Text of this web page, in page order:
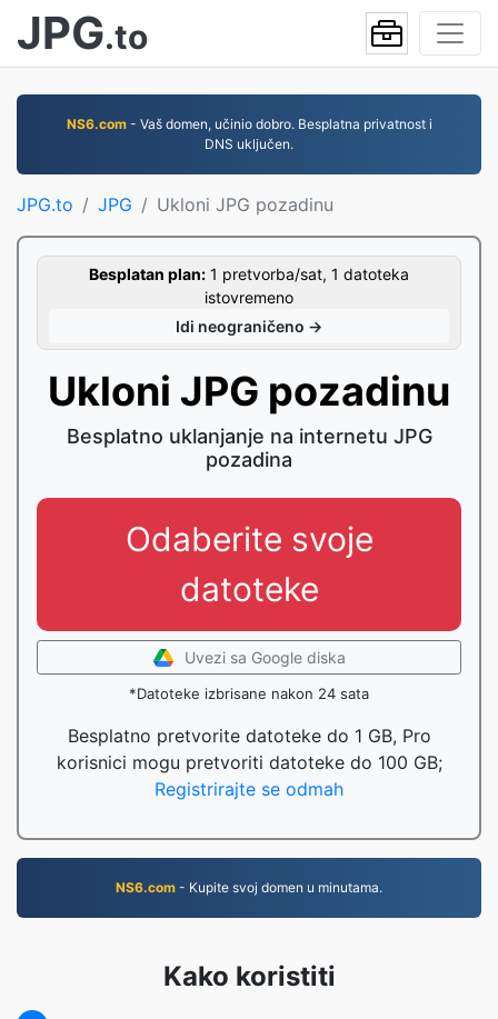
JPG.to
NS6.com- Vaš domen, učinio dobro. Besplatna privatnost i
DNS uključen.
JPG.to JPG Ukloni JPG pozadinu
Besplatan plan: 1 pretvorba/sat, 1 datoteka
istovremeno
Idi neograničeno →
Ukloni JPG pozadinu
Besplatno uklanjanje na internetu JPG
pozadina
Odaberite svoje
datoteke
Uvezi sa Google diska
*Datoteke izbrisane nakon 24 sata
Besplatno pretvorite datoteke do 1 GB, Pro
korisnici mogu pretvoriti datoteke do 100 GB;
Registrirajte se odmah
NS6.com - Kupite svoj domen u minutama.
Kako koristiti